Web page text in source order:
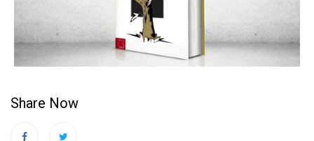
Share Now